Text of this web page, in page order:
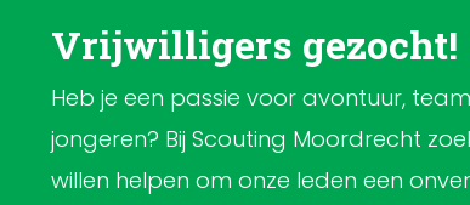
Vrijwilligers gezocht!
Heb je een passie voor avontuur,
jongeren? Bij Scouting Moordrecht
willen helpen om onze leden een